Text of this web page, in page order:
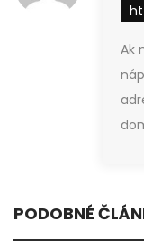
Ak
PODOBNÉ